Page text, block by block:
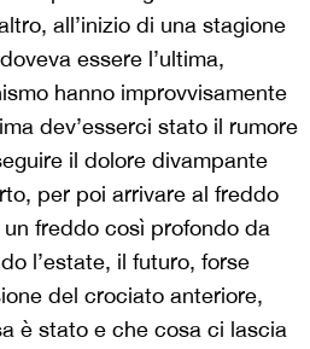
all’inizio di una stagione
essere l’ultima,
hanno improvvisamente
dev’esserci stato il rumore
il dolore divampante
per poi arrivare al freddo
freddo così profondo da
l’estate, il futuro, forse
del crociato anteriore,
è stato e che cosa ci lascia